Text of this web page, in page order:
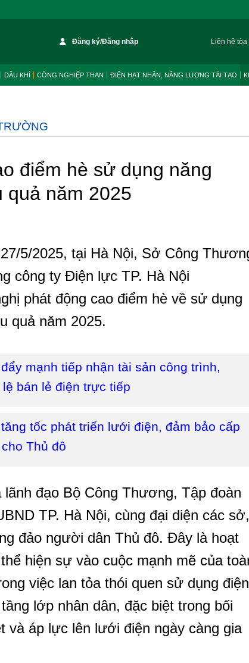
Đăng ký/Đăng nhập Liên hệ tòa
DẦU KHÍ CÔNG NGHIỆP THAN ĐIỆN HẠT NHÂN, NĂNG LƯỢNG TÁI TẠO
điểm hè sử dụng năng
quả năm 2025
5/2025, tại Hà Nội, Sở Công
công ty Điện lực TP. Hà Nội
phát động cao điểm hè về sử dụng
quả năm 2025.
mạnh tiếp nhận tài sản công trình,
bán lẻ điện trực tiếp
tăng tốc phát triển lưới điện, đảm bảo cấp
Thủ đô
đạo Bộ Công Thương, Tập đoàn
TP. Hà Nội, cùng đại diện các sở,
đảo người dân Thủ đô. Đây là hoạt
hiện sự vào cuộc mạnh mẽ của
việc lan tỏa thói quen sử dụng điện
lớp nhân dân, đặc biệt trong bối
và áp lực lên lưới điện ngày càng gia